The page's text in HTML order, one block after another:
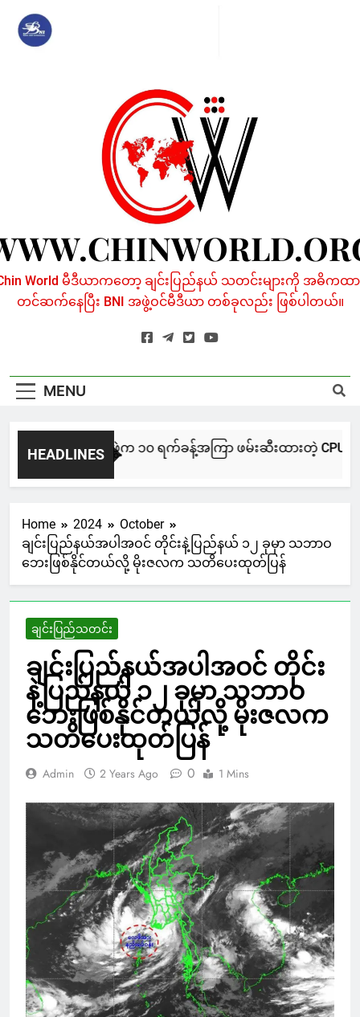
content
World မီဒီယာကတော့ ချင်းပြည်နယ် သတင်းများကို အဓိကထာ
တင်ဆက်နေပြီး BNI အဖွဲ့ဝင်မီဒီယာ တစ်ခုလည်း ဖြစ်ပါတယ်။
MENU
HEADLINES
NUG မကွေးအဖွဲ့က ၁၀ ရက်ခန့်အကြာ ဖမ်းဆီးထားတဲ့ CPU
11 Hours Ago
Home 2024
October
ချင်းပြည်နယ်အပါအဝင် တိုင်းနဲ့ပြည်နယ် ၁၂ ခုမှာ သဘာဝ
ဘေးဖြစ်နိုင်တယ်လို့ မိုးဇလက သတိပေးထုတ်ပြန်
ချင်းပြည်သတင်း
ချင်းပြည်နယ်အပါအဝင် တိုင်း
နဲ့ပြည်နယ် ၁၂ ခုမှာ သဘာဝ
ဘေးဖြစ်နိုင်တယ်လို့ မိုးဇလက
သတိပေးထုတ်ပြန်
Admin 2 Years Ago 0 1 Mins